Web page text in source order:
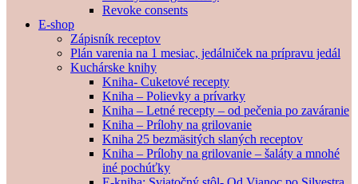
Revoke consents
E-shop
Zápisník receptov
Plán varenia na 1 mesiac, jedálniček na prípravu jedál
Kuchárske knihy
Kniha- Cuketové recepty
Kniha – Polievky a prívarky
Kniha – Letné recepty – od pečenia po zaváranie
Kniha – Prílohy na grilovanie
Kniha 25 bezmäsitých slaných receptov
Kniha – Prílohy na grilovanie – šaláty a mnohé
iné pochúťky